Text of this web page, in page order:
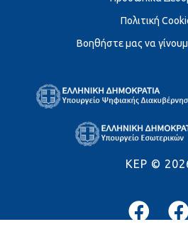
Πολιτική
Βοηθήστε μας να
KEP ©